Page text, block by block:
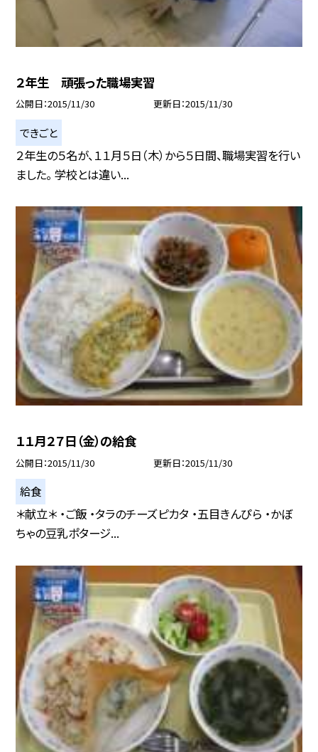
２年生 頑張った職場実習
公開日 2015/11/30 更新日 2015/11/30
できごと
２年生の５名が、１１月５日（木）から５日間、職場実習を行い
ました。 学校とは違い...
１１月２７日（金）の給食
公開日 2015/11/30 更新日 2015/11/30
給食
＊献立＊ ・ご飯 ・タラのチーズピカタ ・五目きんぴら ・かぼ
ちゃの豆乳ポタージ...